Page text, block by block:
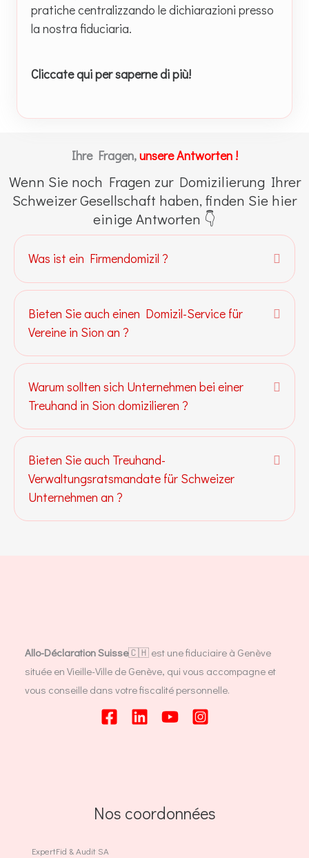
pratiche centralizzando le dichiarazioni presso
la nostra fiduciaria.
Cliccate qui per saperne di più!
Ihre Fragen,unsere Antworten !
Wenn Sie noch Fragen zur Domizilierung Ihrer
Schweizer Gesellschaft haben, finden Sie hier
einige Antworten 👇
Was ist ein Firmendomizil ?
Bieten Sie auch einen Domizil-Service für
Vereine in Sion an ?
Warum sollten sich Unternehmen bei einer
Treuhand in Sion domizilieren ?
Bieten Sie auch Treuhand-
Verwaltungsratsmandate für Schweizer
Unternehmen an ?
Allo-Déclaration Suisse🇨🇭 est une fiduciaire à Genève
située en Vieille-Ville de Genève, qui vous accompagne et
vous conseille dans votre fiscalité personnelle.
Nos coordonnées
ExpertFid & Audit SA